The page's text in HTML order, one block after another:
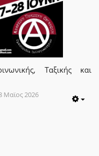
Ταξικής και
Μαϊος 2026